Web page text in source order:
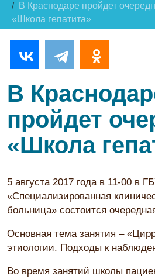
В Краснодаре пройдет
«Школа гепатита»
В
пройдет
«Школа
5 августа 2017 года в 11-00 в
«Специализированная
больница» состоится
Основная тема занятия –
этиологии. Подходы к
Во время занятий школы